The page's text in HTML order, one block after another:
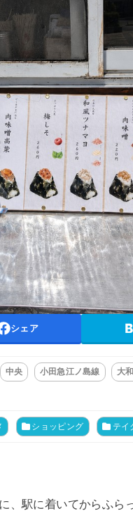
シェア
中央 小田急江ノ島線 大
ショッピング テイ
、駅に着いてからふら